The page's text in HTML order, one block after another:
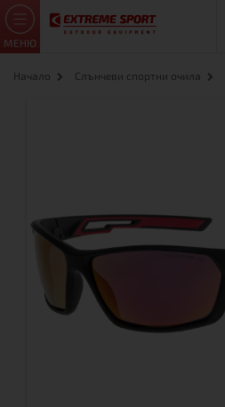
МЕНЮ
Начало Слънчеви спортни очила